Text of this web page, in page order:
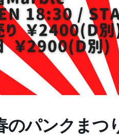
春のパンクまつ